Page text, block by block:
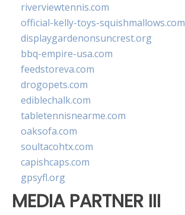
riverviewtennis.com
official-kelly-toys-squishmallows.com
displaygardenonsuncrest.org
bbq-empire-usa.com
feedstoreva.com
drogopets.com
ediblechalk.com
tabletennisnearme.com
oaksofa.com
soultacohtx.com
capishcaps.com
gpsyfl.org
MEDIA PARTNER III